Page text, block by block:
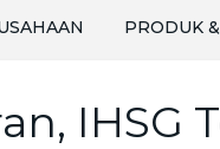
PRODUK
IHSG